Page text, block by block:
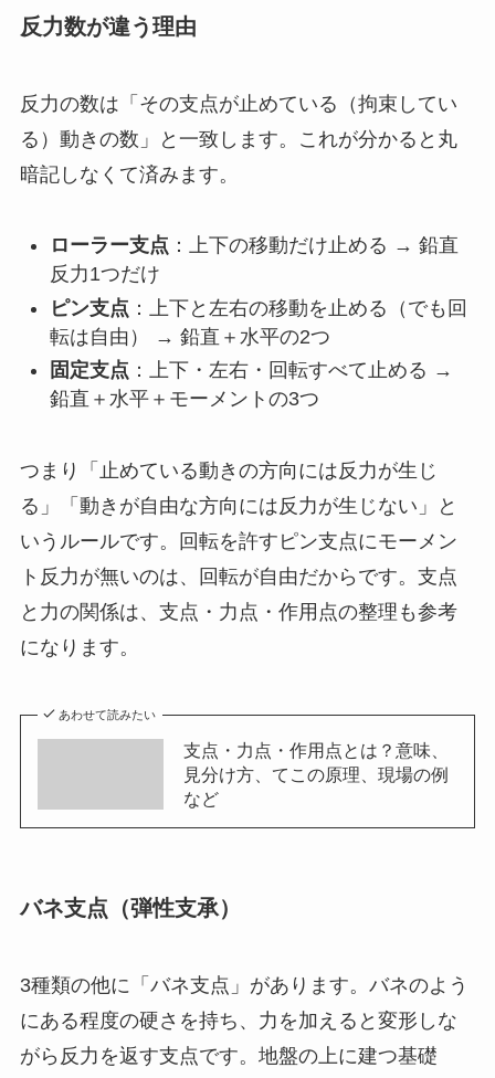
反力数が違う理由
反力の数は「その支点が止めている（拘束してい
る）動きの数」と一致します。これが分かると丸
暗記しなくて済みます。
ローラー支点 ：上下の移動だけ止める → 鉛直
反力1つだけ
ピン支点 ：上下と左右の移動を止める（でも回
転は自由） → 鉛直＋水平の2つ
固定支点 ：上下・左右・回転すべて止める →
鉛直＋水平＋モーメントの3つ
つまり「止めている動きの方向には反力が生じ
る」「動きが自由な方向には反力が生じない」と
いうルールです。回転を許すピン支点にモーメン
ト反力が無いのは、回転が自由だからです。支点
と力の関係は、支点・力点・作用点の整理も参考
になります。
あわせて読みたい
支点・力点・作用点とは？意味、
見分け方、てこの原理、現場の例
など
バネ支点（弾性支承）
3種類の他に「バネ支点」があります。バネのよう
にある程度の硬さを持ち、力を加えると変形しな
がら反力を返す支点です。地盤の上に建つ基礎